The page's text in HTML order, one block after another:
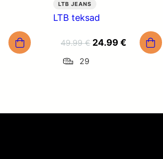
hind
LTB JEANS
LTB teksad
49.99€ Algne
24.99€Praegune
hind
29